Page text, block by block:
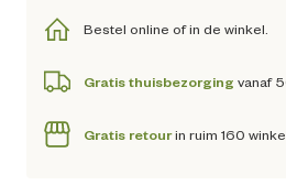
Bestel online of in de winkel.
Gratis thuisbezorging vanaf
Gratis retourin ruim 160